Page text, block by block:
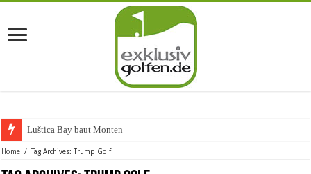
Luštica Bay baut Montenegros
Home / Tag Archives: Trump Golf